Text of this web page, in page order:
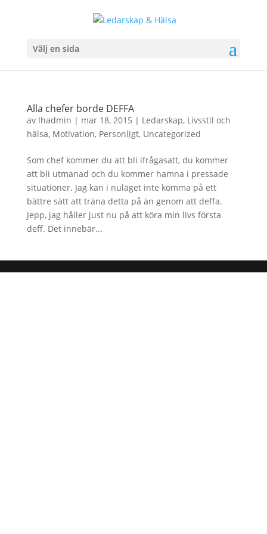
Välj en sida
Alla chefer borde DEFFA
av lhadmin | mar 18, 2015 | Ledarskap, Livsstil och
hälsa, Motivation, Personligt, Uncategorized
Som chef kommer du att bli ifrågasatt, du kommer
att bli utmanad och du kommer hamna i pressade
situationer. Jag kan i nuläget inte komma på ett
bättre sätt att träna detta på än genom att deffa.
Jepp, jag håller just nu på att köra min livs första
deff. Det innebär...